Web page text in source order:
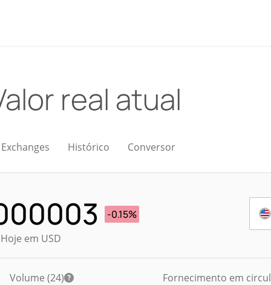
real atual
Exchanges Histórico Conversor
-0.15%
em USD
Volume (24)
Fornecimento em